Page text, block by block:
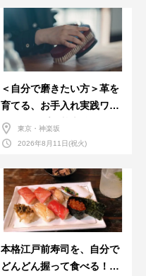
＜自分で磨きたい方＞革を
育てる、お手入れ実践ワー
クショップ。基本編！
東京・神楽坂
2026年8月11日(祝火)
本格江戸前寿司を、自分で
どんどん握って食べる！職